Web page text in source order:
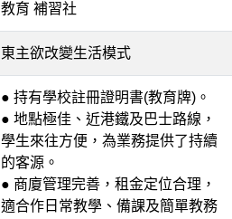
教育 補習社
東主欲改變生活模式
● 持有學校註冊證明書(教育牌)。
● 地點極佳、近港鐵及巴士路線，
學生來往方便，為業務提供了持續
的客源。
● 商廈管理完善，租金定位合理，
適合作日常教學、備課及簡單教務